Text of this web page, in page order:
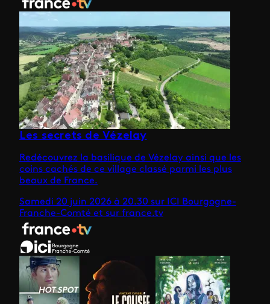
Les secrets de Vézelay
Redécouvrez la basilique de Vézelay ainsi que les
coins cachés de ce village classé parmi les plus
beaux de France.
Samedi 20 juin 2026 à 20.30 sur ICI Bourgogne-
Franche-Comté et sur france.tv